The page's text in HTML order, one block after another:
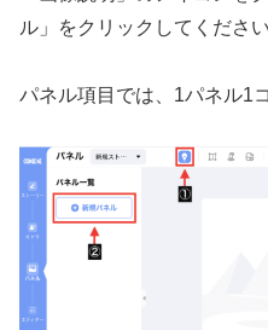
ル」をクリックしてください
パネル項目では、1パネル1